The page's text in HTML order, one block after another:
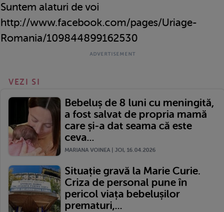
Suntem alaturi de voi
http://www.facebook.com/pages/Uriage-
Romania/109844899162530
VEZI SI
Bebeluș de 8 luni cu meningită,
a fost salvat de propria mamă
care și-a dat seama că este
ceva...
MARIANA VOINEA | JOI, 16.04.2026
Situație gravă la Marie Curie.
Criza de personal pune în
pericol viața bebelușilor
prematuri,...